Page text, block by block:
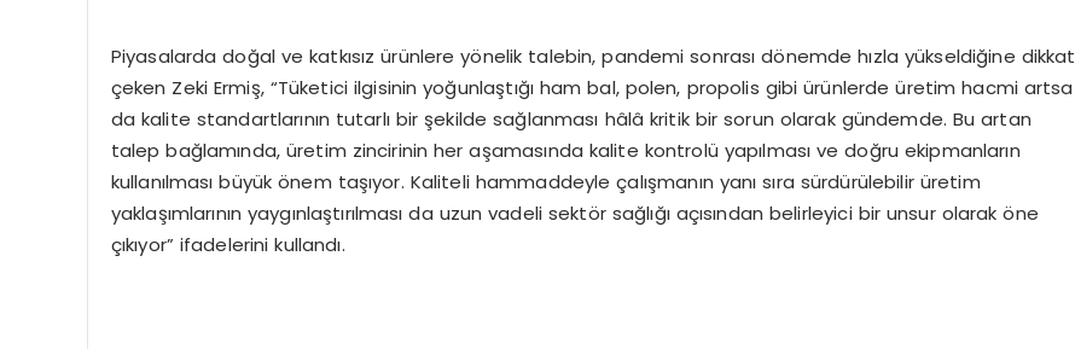
Piyasalarda doğal ve katkısız ürünlere yönelik talebin, pandemi sonrası dönemde hızla yükseldiğine dikkat
çeken Zeki Ermiş, “Tüketici ilgisinin yoğunlaştığı ham bal, polen, propolis gibi ürünlerde üretim hacmi artsa
da kalite standartlarının tutarlı bir şekilde sağlanması hâlâ kritik bir sorun olarak gündemde. Bu artan
talep bağlamında, üretim zincirinin her aşamasında kalite kontrolü yapılması ve doğru ekipmanların
kullanılması büyük önem taşıyor. Kaliteli hammaddeyle çalışmanın yanı sıra sürdürülebilir üretim
yaklaşımlarının yaygınlaştırılması da uzun vadeli sektör sağlığı açısından belirleyici bir unsur olarak öne
çıkıyor” ifadelerini kullandı.